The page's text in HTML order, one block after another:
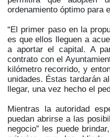
ordenamiento óptimo para
“El primer paso en la
es que ellos lleguen a
a aportar el capital. A
contrato con el
kilómetro recorrido, y
unidades. Éstas tardarán
llegar, una vez hecho el
Mientras la autoridad
puedan abrirse a las
negocio” les puede